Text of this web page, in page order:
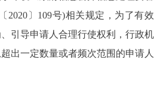
2020〕109号)相关规定，为了有效
引导申请人合理行使权利，行政机
出一定数量或者频次范围的申请人